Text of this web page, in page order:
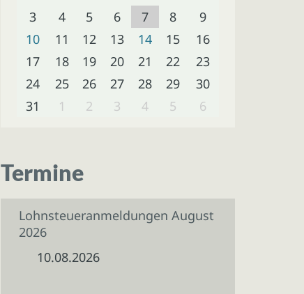
3
4 5 6 7 8
9
10
11 12 13 14 15
16
17
18 19 20 21 22
23
24
25 26 27 28 29
30
31
1 2 3 4 5 6
Termine
Lohnsteueranmeldungen August
2026
10.08.2026